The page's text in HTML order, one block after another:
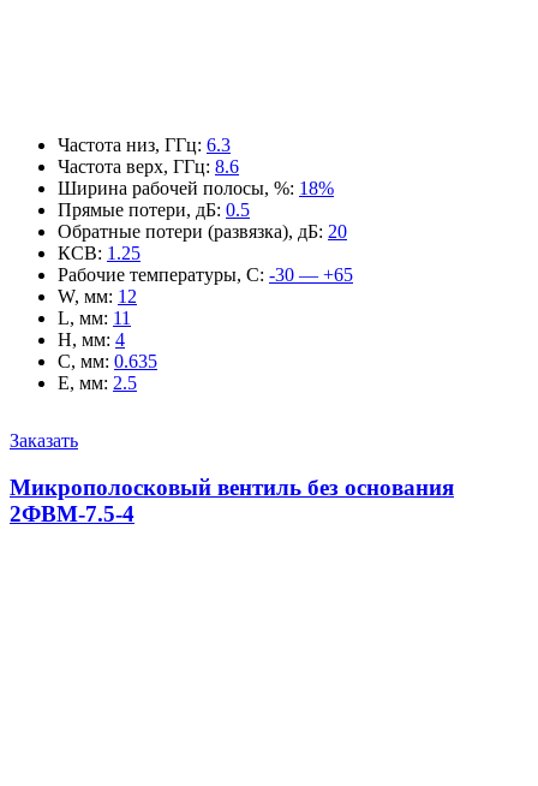
Частота низ, ГГц: 6.3
Частота верх, ГГц: 8.6
Ширина рабочей полосы, %: 18%
Прямые потери, дБ: 0.5
Обратные потери (развязка), дБ: 20
КСВ: 1.25
Рабочие температуры, С: -30 — +65
W, мм: 12
L, мм: 11
H, мм: 4
C, мм: 0.635
E, мм: 2.5
Заказать
Микрополосковый вентиль без основания
2ФВМ-7.5-4